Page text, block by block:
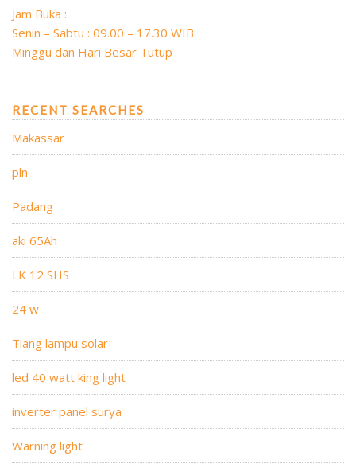
Jam Buka :
Senin – Sabtu : 09.00 – 17.30 WIB
Minggu dan Hari Besar Tutup
RECENT SEARCHES
Makassar
pln
Padang
aki 65Ah
LK 12 SHS
24 w
Tiang lampu solar
led 40 watt king light
inverter panel surya
Warning light